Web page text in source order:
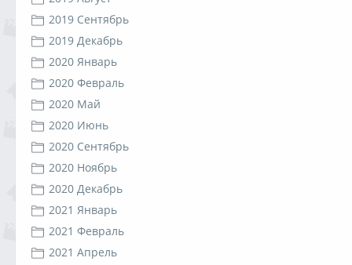
2019 Сентябрь
2019 Декабрь
2020 Январь
2020 Февраль
2020 Май
2020 Июнь
2020 Сентябрь
2020 Ноябрь
2020 Декабрь
2021 Январь
2021 Февраль
2021 Апрель